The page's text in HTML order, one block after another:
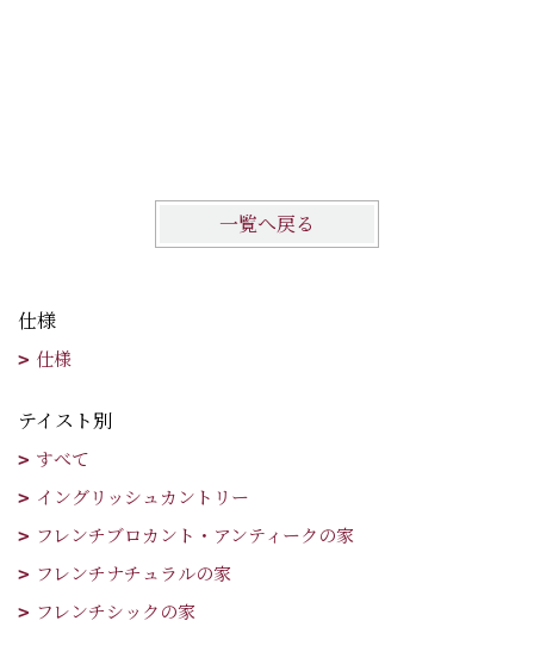
一覧へ戻る
仕様
仕様
テイスト別
すべて
イングリッシュカントリー
フレンチブロカント・アンティークの家
フレンチナチュラルの家
フレンチシックの家